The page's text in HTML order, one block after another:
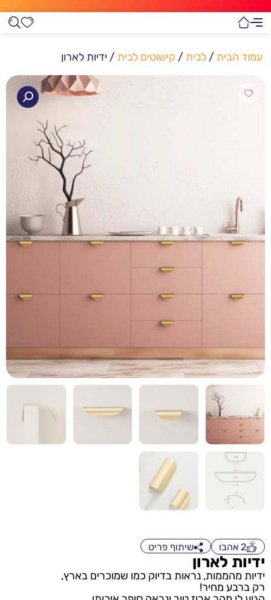
עמוד הבית / לבית / קישוטים לבית / ידיות לארון
2 אהבו שיתוף פריט
ידיות לארון
ידיות מהממות, נראות בדיוק כמו שמוכרים בארץ,
רק ברבע מחיר!